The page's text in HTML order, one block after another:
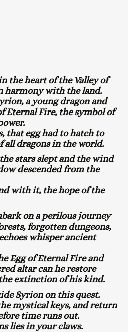
the heart of the Valley of
harmony with the land.
a young dragon and
Eternal Fire, the symbol of
that egg had to hatch to
all dragons in the world.
stars slept and the wind
descended from the
with it, the hope of the
on a perilous journey
forgotten dungeons,
whisper ancient
Egg of Eternal Fire and
altar can he restore
extinction of his kind.
Syrion on this quest.
mystical keys, and return
time runs out.
lies in your claws.